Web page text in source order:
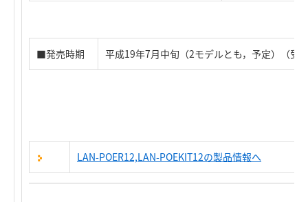
■発売時期 平成19年7月中旬（2モデルとも，予定）（受
LAN-POER12,LAN-POEKIT12の製品情報へ